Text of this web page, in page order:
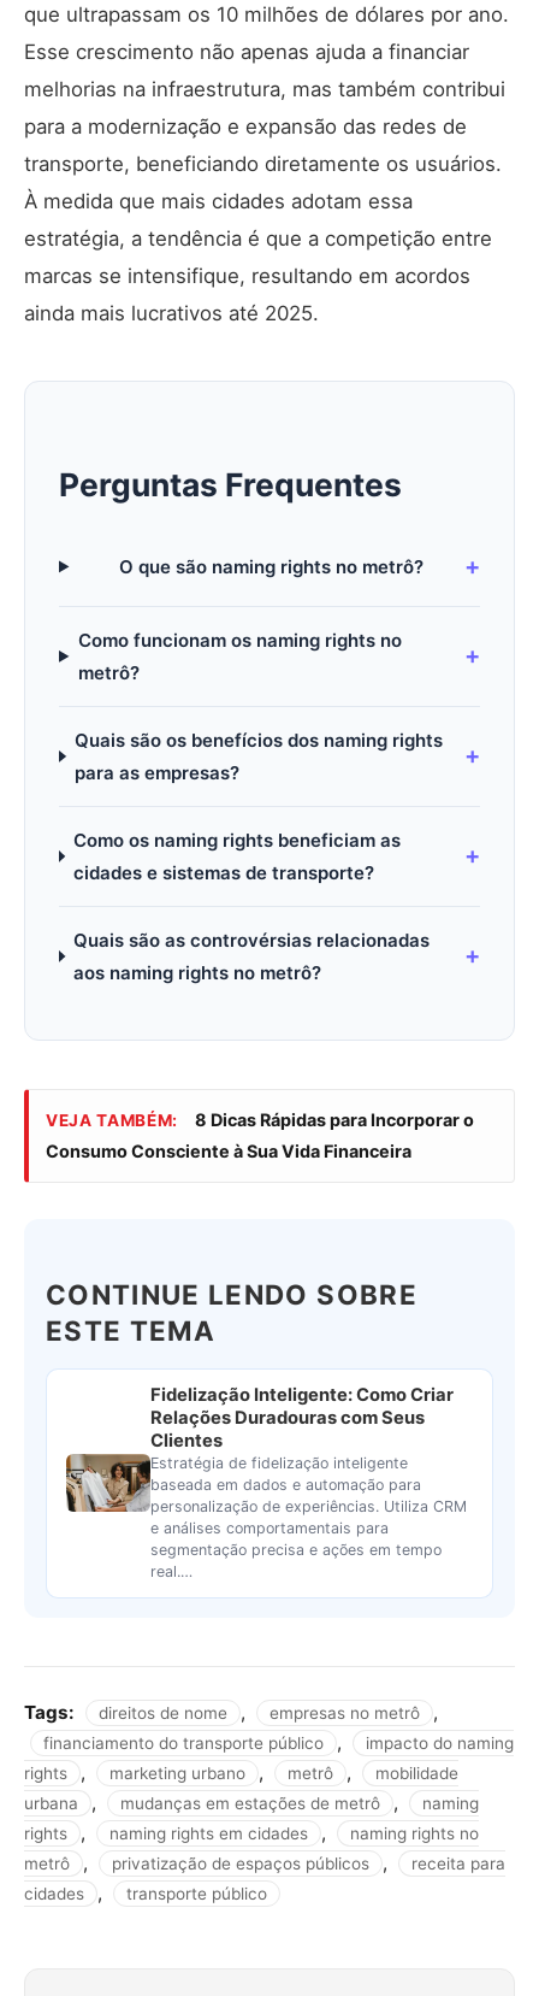
que ultrapassam os 10 milhões de dólares por ano.
Esse crescimento não apenas ajuda a financiar
melhorias na infraestrutura, mas também contribui
para a modernização e expansão das redes de
transporte, beneficiando diretamente os usuários.
À medida que mais cidades adotam essa
estratégia, a tendência é que a competição entre
marcas se intensifique, resultando em acordos
ainda mais lucrativos até 2025.
Perguntas Frequentes
O que são naming rights no metrô?
Como funcionam os naming rights no
metrô?
Quais são os benefícios dos naming rights
para as empresas?
Como os naming rights beneficiam as
cidades e sistemas de transporte?
Quais são as controvérsias relacionadas
aos naming rights no metrô?
VEJA TAMBÉM:
8 Dicas Rápidas para Incorporar o
Consumo Consciente à Sua Vida Financeira
CONTINUE LENDO SOBRE
ESTE TEMA
Fidelização Inteligente: Como Criar
Relações Duradouras com Seus
Clientes
Estratégia de fidelização inteligente
baseada em dados e automação para
personalização de experiências. Utiliza CRM
e análises comportamentais para
segmentação precisa e ações em tempo
real.…
Tags: direitos de nome , empresas no metrô ,
financiamento do transporte público ,
impacto do naming
rights
, marketing urbano , metrô ,
mobilidade
urbana
, mudanças em estações de metrô ,
naming
rights
, naming rights em cidades ,
naming rights no
metrô
, privatização de espaços públicos ,
receita para
cidades
, transporte público